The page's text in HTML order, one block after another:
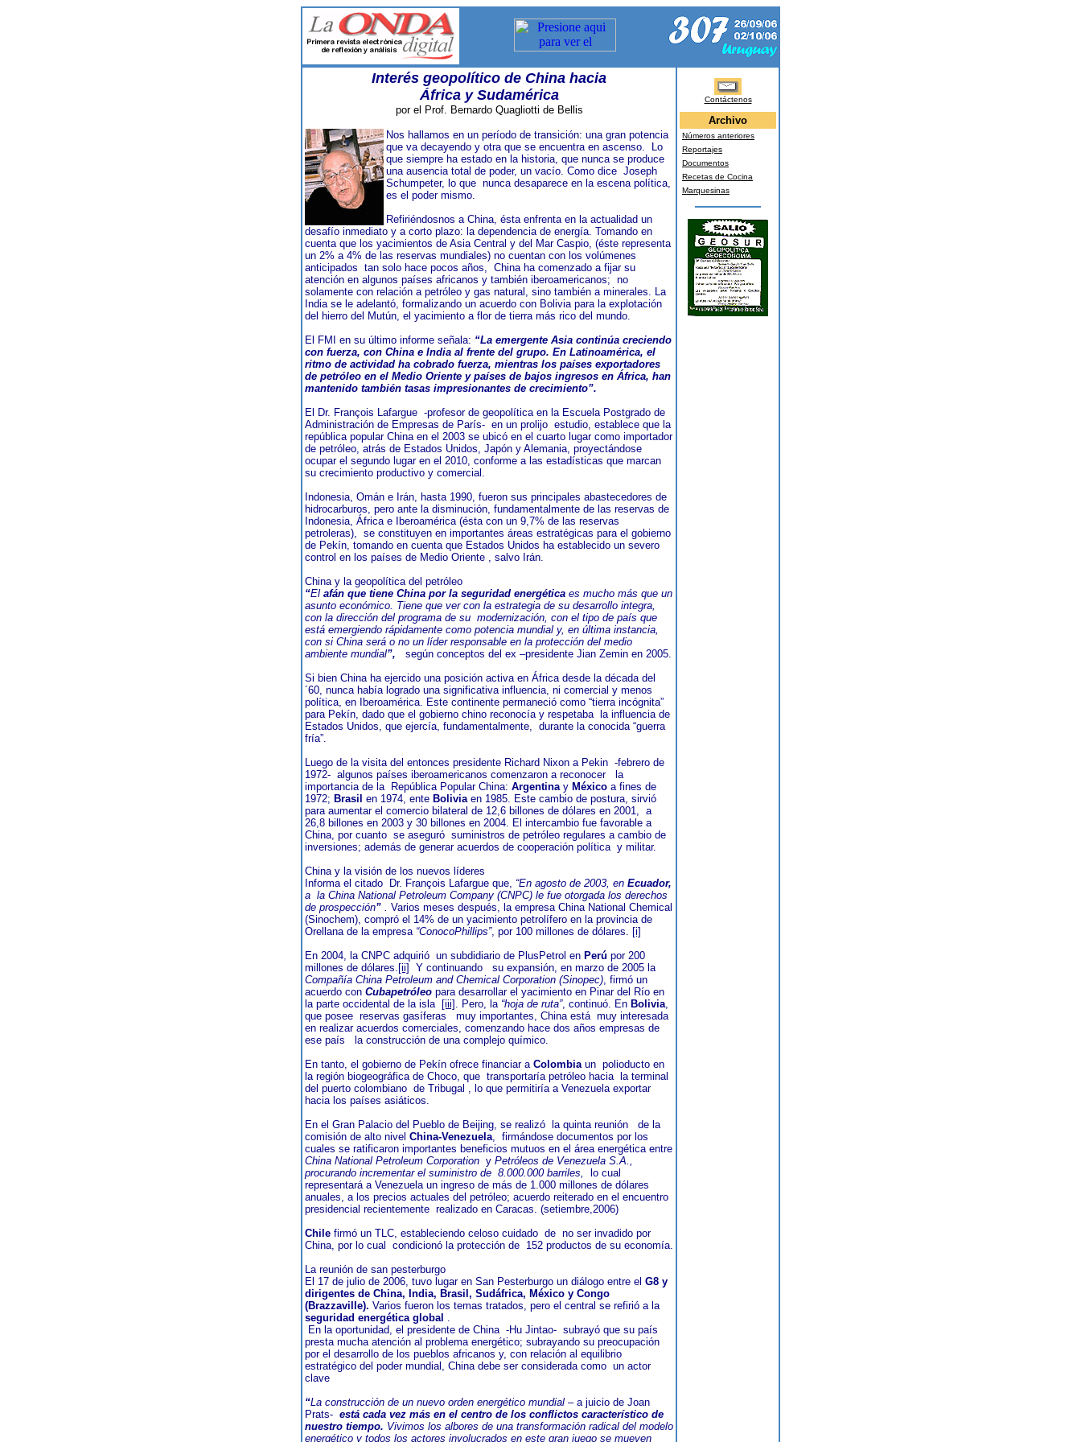
Interés geopolítico de China hacia
África y Sudamérica
por el Prof. Bernardo Quagliotti de Bellis
Nos hallamos en un período de transición: una gran potencia
que va decayendo y otra que se encuentra en ascenso. Lo
que siempre ha estado en la historia, que nunca se produce
una ausencia total de poder, un vacío. Como dice Joseph
Schumpeter, lo que nunca desaparece en la escena política,
es el poder mismo.
Refiriéndosnos a China, ésta enfrenta en la actualidad un
desafío inmediato y a corto plazo: la dependencia de energía. Tomando en
cuenta que los yacimientos de Asia Central y del Mar Caspio, (éste representa
un 2% a 4% de las reservas mundiales) no cuentan con los volúmenes
anticipados tan solo hace pocos años, China ha comenzado a fijar su
atención en algunos países africanos y también iberoamericanos; no
solamente con relación a petróleo y gas natural, sino también a minerales. La
India se le adelantó, formalizando un acuerdo con Bolivia para la explotación
del hierro del Mutún, el yacimiento a flor de tierra más rico del mundo.
El FMI en su último informe señala: “La emergente Asia continúa creciendo
con fuerza, con China e India al frente del grupo. En Latinoamérica, el
ritmo de actividad ha cobrado fuerza, mientras los países exportadores
de petróleo en el Medio Oriente y países de bajos ingresos en África, han
mantenido también tasas impresionantes de crecimiento”.
El Dr. François Lafargue -profesor de geopolítica en la Escuela Postgrado de
Administración de Empresas de París- en un prolijo estudio, establece que la
república popular China en el 2003 se ubicó en el cuarto lugar como importador
de petróleo, atrás de Estados Unidos, Japón y Alemania, proyectándose
ocupar el segundo lugar en el 2010, conforme a las estadísticas que marcan
su crecimiento productivo y comercial.
Indonesia, Omán e Irán, hasta 1990, fueron sus principales abastecedores de
hidrocarburos, pero ante la disminución, fundamentalmente de las reservas de
Indonesia, África e Iberoamérica (ésta con un 9,7% de las reservas
petroleras), se constituyen en importantes áreas estratégicas para el gobierno
de Pekín, tomando en cuenta que Estados Unidos ha establecido un severo
control en los países de Medio Oriente , salvo Irán.
China y la geopolítica del petróleo
“El afán que tiene China por la seguridad energética es mucho más que un
asunto económico. Tiene que ver con la estrategia de su desarrollo integra,
con la dirección del programa de su modernización, con el tipo de país que
está emergiendo rápidamente como potencia mundial y, en última instancia,
con si China será o no un líder responsable en la protección del medio
ambiente mundial”,
según conceptos del ex –presidente Jian Zemin en 2005.
Si bien China ha ejercido una posición activa en África desde la década del
´60, nunca había logrado una significativa influencia, ni comercial y menos
política, en Iberoamérica. Este continente permaneció como “tierra incógnita”
para Pekín, dado que el gobierno chino reconocía y respetaba la influencia de
Estados Unidos, que ejercía, fundamentalmente, durante la conocida “guerra
fría”.
Luego de la visita del entonces presidente Richard Nixon a Pekin -febrero de
1972- algunos países iberoamericanos comenzaron a reconocer la
importancia de la República Popular China: Argentina y México a fines de
1972; Brasil en 1974, ente Boliviaen 1985. Este cambio de postura, sirvió
para aumentar el comercio bilateral de 12,6 billones de dólares en 2001, a
26,8 billones en 2003 y 30 billones en 2004. El intercambio fue favorable a
China, por cuanto se aseguró suministros de petróleo regulares a cambio de
inversiones; además de generar acuerdos de cooperación política y militar.
China y la visión de los nuevos líderes
Informa el citado Dr. François Lafargue que, “En agosto de 2003, en Ecuador,
a la China National Petroleum Company (CNPC) le fue otorgada los derechos
de prospección” . Varios meses después, la empresa China National Chemical
(Sinochem), compró el 14% de un yacimiento petrolífero en la provincia de
Orellana de la empresa “ConocoPhillips”, por 100 millones de dólares. [i]
En 2004, la CNPC adquirió un subdidiario de PlusPetrol en Perú por 200
millones de dólares. [ii]
Y continuando su expansión, en marzo de 2005 la
Compañía China Petroleum and Chemical Corporation (Sinopec), firmó un
acuerdo con Cubapetróleo para desarrollar el yacimiento en Pinar del Río en
la parte occidental de la isla [iii] . Pero, la “hoja de ruta”, continuó. En Bolivia,
que posee reservas gasíferas muy importantes, China está muy interesada
en realizar acuerdos comerciales, comenzando hace dos años empresas de
ese país la construcción de una complejo químico.
En tanto, el gobierno de Pekín ofrece financiar a Colombia un polioducto en
la región biogeográfica de Choco, que transportaría petróleo hacia la terminal
del puerto colombiano de Tribugal , lo que permitiría a Venezuela exportar
hacia los países asiáticos.
En el Gran Palacio del Pueblo de Beijing, se realizó la quinta reunión de la
comisión de alto nivel China-Venezuela, firmándose documentos por los
cuales se ratificaron importantes beneficios mutuos en el área energética entre
China National Petroleum Corporation y Petróleos de Venezuela S.A.,
procurando incrementar el suministro de 8.000.000 barriles,
lo cual
representará a Venezuela un ingreso de más de 1.000 millones de dólares
anuales, a los precios actuales del petróleo; acuerdo reiterado en el encuentro
presidencial recientemente realizado en Caracas. (setiembre,2006)
Chile firmó un TLC, estableciendo celoso cuidado de no ser invadido por
China, por lo cual condicionó la protección de 152 productos de su economía.
La reunión de san pesterburgo
El 17 de julio de 2006, tuvo lugar en San Pesterburgo un diálogo entre el G8 y
dirigentes de China, India, Brasil, Sudáfrica, México y Congo
(Brazzaville). Varios fueron los temas tratados, pero el central se refirió a la
seguridad energética global .
En la oportunidad, el presidente de China -Hu Jintao- subrayó que su país
presta mucha atención al problema energético; subrayando su preocupación
por el desarrollo de los pueblos africanos y, con relación al equilibrio
estratégico del poder mundial, China debe ser considerada como un actor
clave
“La construcción de un nuevo orden energético mundial – a juicio de Joan
Prats- está cada vez más en el centro de los conflictos característico de
nuestro tiempo. Vivimos los albores de una transformación radical del modelo
energético y todos los actores involucrados en este gran juego se mueven
Contáctenos
Archivo
Números anteriores
Reportajes
Documentos
Recetas de Cocina
Marquesinas